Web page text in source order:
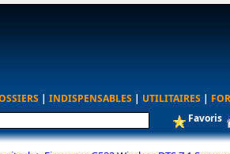
| INDISPENSABLES | UTILITAIRES |
Favoris